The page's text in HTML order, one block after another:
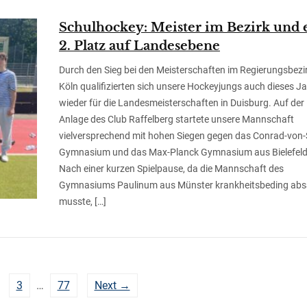
Schulhockey: Meister im Bezirk und
2. Platz auf Landesebene
Durch den Sieg bei den Meisterschaften im
Köln qualifizierten sich unsere Hockeyjungs auch dieses
wieder für die Landesmeisterschaften in Duisburg. Auf der
Anlage des Club Raffelberg startete unsere Mannschaft
vielversprechend mit hohen Siegen gegen das Conrad-
Gymnasium und das Max-Planck Gymnasium aus
Nach einer kurzen Spielpause, da die Mannschaft des
Gymnasiums Paulinum aus Münster krankheitsbeding
musste, […]
3 … 77 Next →